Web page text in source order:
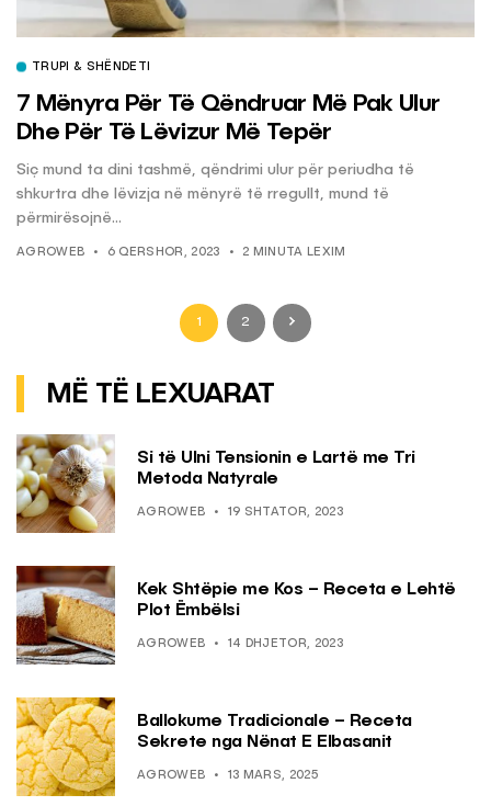
TRUPI & SHËNDETI
7 Mënyra Për Të Qëndruar Më Pak Ulur
Dhe Për Të Lëvizur Më Tepër
Siç mund ta dini tashmë, qëndrimi ulur për periudha të
shkurtra dhe lëvizja në mënyrë të rregullt, mund të
përmirësojnë...
AGROWEB 6 QERSHOR, 2023 2 MINUTA LEXIM
1 2
MË TË LEXUARAT
Si të Ulni Tensionin e Lartë me Tri
Metoda Natyrale
AGROWEB 19 SHTATOR, 2023
Kek Shtëpie me Kos – Receta e Lehtë
Plot Ëmbëlsi
AGROWEB 14 DHJETOR, 2023
Ballokume Tradicionale – Receta
Sekrete nga Nënat E Elbasanit
AGROWEB 13 MARS, 2025